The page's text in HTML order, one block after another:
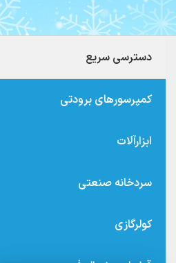
دسترسی سریع
کمپرسورهای برودتی
ابزارآلات
سردخانه صنعتی
کولرگازی